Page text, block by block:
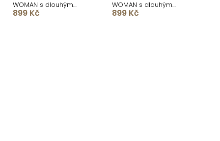
WOMAN s dlouhým
rukávem
899 Kč
WOMAN s dlouhým
rukávem
899 Kč